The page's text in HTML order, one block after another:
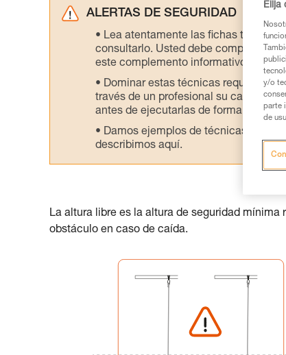
ALERTAS DE SEGURIDAD
Lea atentamente las fichas
consultarlo. Usted debe comprender
este complemento informativo.
Dominar estas técnicas requiere
través de un profesional su
antes de ejecutarlas de forma
Damos ejemplos de técnicas
describimos aquí.
La altura libre es la altura de seguridad mínima
obstáculo en caso de caída.
Elija
y/o
parte
de